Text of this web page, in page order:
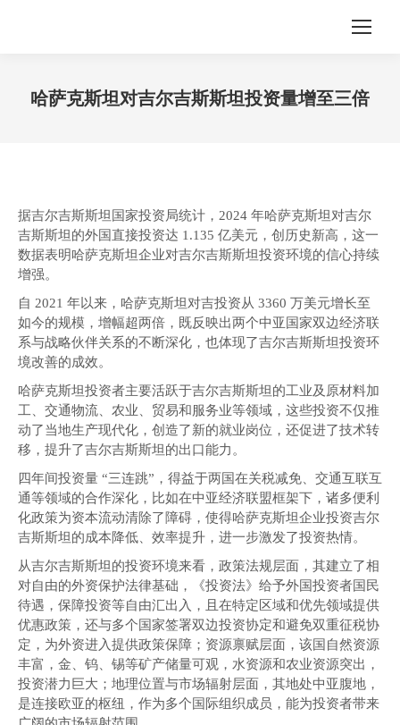
哈萨克斯坦对吉尔吉斯斯坦投资量增至三倍
据吉尔吉斯斯坦国家投资局统计，2024 年哈萨克斯坦对吉尔
吉斯斯坦的外国直接投资达 1.135 亿美元，创历史新高，这一
数据表明哈萨克斯坦企业对吉尔吉斯斯坦投资环境的信心持续
增强。
自 2021 年以来，哈萨克斯坦对吉投资从 3360 万美元增长至
如今的规模，增幅超两倍，既反映出两个中亚国家双边经济联
系与战略伙伴关系的不断深化，也体现了吉尔吉斯斯坦投资环
境改善的成效。
哈萨克斯坦投资者主要活跃于吉尔吉斯斯坦的工业及原材料加
工、交通物流、农业、贸易和服务业等领域，这些投资不仅推
动了当地生产现代化，创造了新的就业岗位，还促进了技术转
移，提升了吉尔吉斯斯坦的出口能力。
四年间投资量 “三连跳”，得益于两国在关税减免、交通互联互
通等领域的合作深化，比如在中亚经济联盟框架下，诸多便利
化政策为资本流动清除了障碍，使得哈萨克斯坦企业投资吉尔
吉斯斯坦的成本降低、效率提升，进一步激发了投资热情。
从吉尔吉斯斯坦的投资环境来看，政策法规层面，其建立了相
对自由的外资保护法律基础，《投资法》给予外国投资者国民
待遇，保障投资等自由汇出入，且在特定区域和优先领域提供
优惠政策，还与多个国家签署双边投资协定和避免双重征税协
定，为外资进入提供政策保障；资源禀赋层面，该国自然资源
丰富，金、钨、锡等矿产储量可观，水资源和农业资源突出，
投资潜力巨大；地理位置与市场辐射层面，其地处中亚腹地，
是连接欧亚的枢纽，作为多个国际组织成员，能为投资者带来